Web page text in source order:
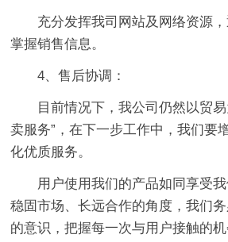
充分发挥我司网站及网络资源
掌握销售信息。
4、售后协调：
目前情况下，我公司仍然以贸
卖服务”，在下一步工作中，我们要
化优质服务。
用户使用我们的产品如同享受
稳固市场、长远合作的角度，我们
的意识，把握每一次与用户接触的